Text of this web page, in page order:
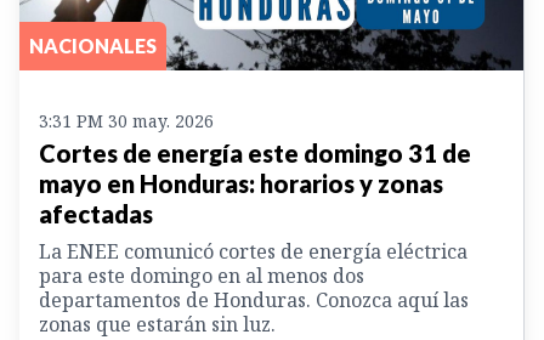
NACIONALES
3:31 PM 30 may. 2026
Cortes de energía este domingo 31 de
mayo en Honduras: horarios y zonas
afectadas
La ENEE comunicó cortes de energía eléctrica
para este domingo en al menos dos
departamentos de Honduras. Conozca aquí las
zonas que estarán sin luz.